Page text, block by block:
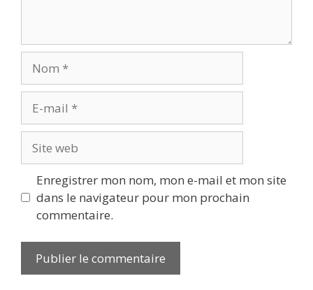
mail
web
Enregistrer mon nom, mon e-mail et mon site
dans le navigateur pour mon prochain
commentaire.